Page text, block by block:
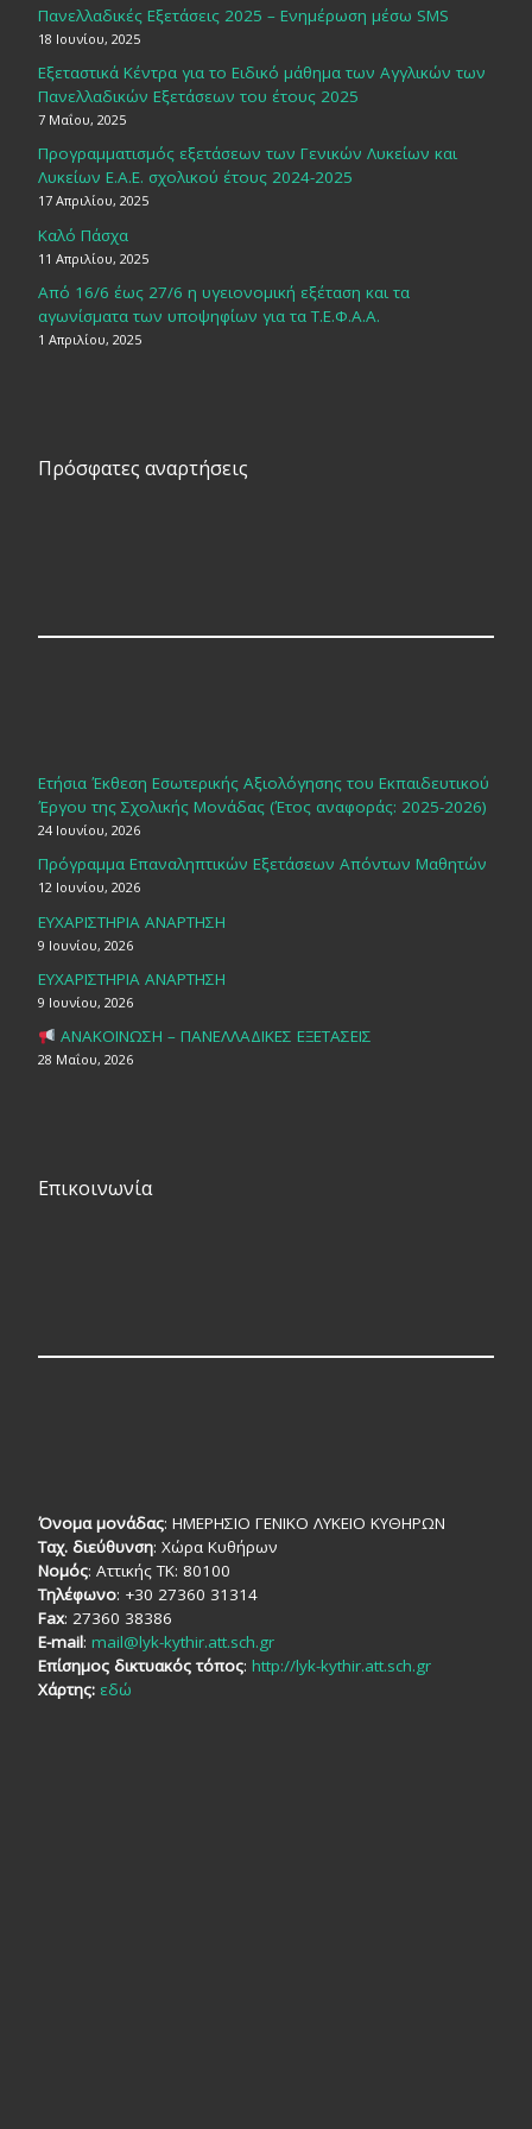
Πανελλαδικές Εξετάσεις 2025 – Ενημέρωση μέσω SMS
18 Ιουνίου, 2025
Εξεταστικά Κέντρα για το Ειδικό μάθημα των Αγγλικών των
Πανελλαδικών Εξετάσεων του έτους 2025
7 Μαΐου, 2025
Προγραμματισμός εξετάσεων των Γενικών Λυκείων και
Λυκείων Ε.Α.Ε. σχολικού έτους 2024-2025
17 Απριλίου, 2025
Καλό Πάσχα
11 Απριλίου, 2025
Από 16/6 έως 27/6 η υγειονομική εξέταση και τα
αγωνίσματα των υποψηφίων για τα Τ.Ε.Φ.Α.Α.
1 Απριλίου, 2025
Πρόσφατες αναρτήσεις
Ετήσια Έκθεση Εσωτερικής Αξιολόγησης του Εκπαιδευτικού
Έργου της Σχολικής Μονάδας (Έτος αναφοράς: 2025-2026)
24 Ιουνίου, 2026
Πρόγραμμα Επαναληπτικών Εξετάσεων Απόντων Μαθητών
12 Ιουνίου, 2026
ΕΥΧΑΡΙΣΤΗΡΙΑ ΑΝΑΡΤΗΣΗ
9 Ιουνίου, 2026
ΕΥΧΑΡΙΣΤΗΡΙΑ ΑΝΑΡΤΗΣΗ
9 Ιουνίου, 2026
ΑΝΑΚΟΙΝΩΣΗ – ΠΑΝΕΛΛΑΔΙΚΕΣ ΕΞΕΤΑΣΕΙΣ
28 Μαΐου, 2026
Επικοινωνία
Όνομα μονάδας: ΗΜΕΡΗΣΙΟ ΓΕΝΙΚΟ ΛΥΚΕΙΟ ΚΥΘΗΡΩΝ
Ταχ. διεύθυνση: Χώρα Κυθήρων
Νομός: Αττικής TK: 80100
Τηλέφωνο: +30 27360 31314
Fax: 27360 38386
E-mail: mail@lyk-kythir.att.sch.gr
Επίσημος δικτυακός τόπος: http://lyk-kythir.att.sch.gr
Χάρτης: εδώ